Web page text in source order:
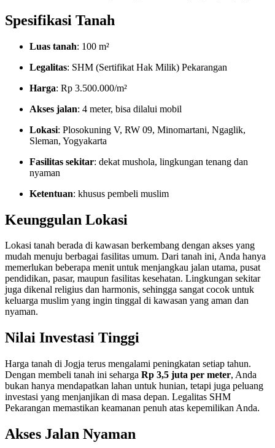
Spesifikasi Tanah
Luas tanah: 100 m²
Legalitas: SHM (Sertifikat Hak Milik) Pekarangan
Harga: Rp 3.500.000/m²
Akses jalan: 4 meter, bisa dilalui mobil
Lokasi: Plosokuning V, RW 09, Minomartani, Ngaglik,
Sleman, Yogyakarta
Fasilitas sekitar: dekat mushola, lingkungan tenang dan
nyaman
Ketentuan: khusus pembeli muslim
Keunggulan Lokasi
Lokasi tanah berada di kawasan berkembang dengan akses yang
mudah menuju berbagai fasilitas umum. Dari tanah ini, Anda hanya
memerlukan beberapa menit untuk menjangkau jalan utama, pusat
pendidikan, pasar, maupun fasilitas kesehatan. Lingkungan sekitar
juga dikenal religius dan harmonis, sehingga sangat cocok untuk
keluarga muslim yang ingin tinggal di kawasan yang aman dan
nyaman.
Nilai Investasi Tinggi
Harga tanah di Jogja terus mengalami peningkatan setiap tahun.
Dengan membeli tanah ini seharga Rp 3,5 juta per meter, Anda
bukan hanya mendapatkan lahan untuk hunian, tetapi juga peluang
investasi yang menjanjikan di masa depan. Legalitas SHM
Pekarangan memastikan keamanan penuh atas kepemilikan Anda.
Akses Jalan Nyaman